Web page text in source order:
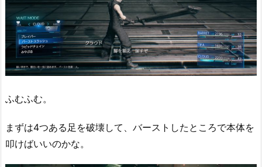
ふむふむ。
まずは4つある足を破壊して、バーストしたところで本体を
叩けばいいのかな。